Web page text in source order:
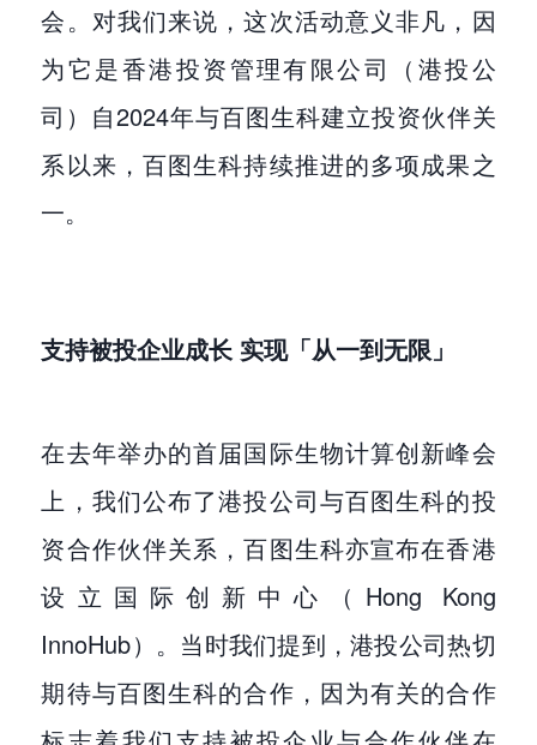
会。对我们来说，这次活动意义非凡，因
为它是香港投资管理有限公司（港投公
司）自2024年与百图生科建立投资伙伴关
系以来，百图生科持续推进的多项成果之
一。
支持被投企业成长 实现「从一到无限」
在去年举办的首届国际生物计算创新峰会
上，我们公布了港投公司与百图生科的投
资合作伙伴关系，百图生科亦宣布在香港
设立国际创新中心（Hong Kong
InnoHub）。当时我们提到，港投公司热切
期待与百图生科的合作，因为有关的合作